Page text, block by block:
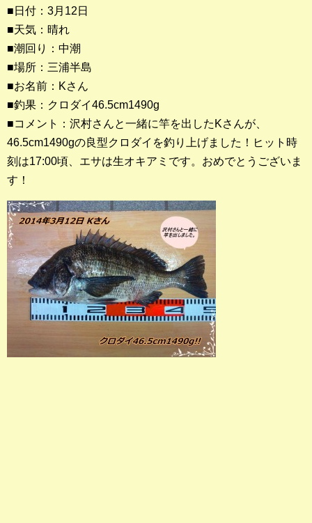
■日付：3月12日
■天気：晴れ
■潮回り：中潮
■場所：三浦半島
■お名前：Kさん
■釣果：クロダイ46.5cm1490g
■コメント：沢村さんと一緒に竿を出したKさんが、
46.5cm1490gの良型クロダイを釣り上げました！ヒット時
刻は17:00頃、エサは生オキアミです。おめでとうございま
す！
船・ボート釣り
その他の釣り
釣果ランキング
2023年 クロダイ部門
2023年 メジナ部門
メジナ部門
シロギス部門
過去の釣果ランキング